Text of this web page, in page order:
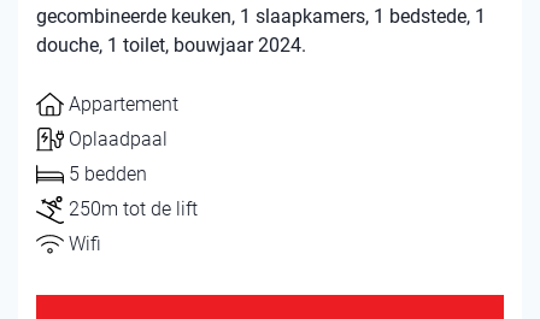
gecombineerde keuken, 1 slaapkamers, 1 bedstede, 1
douche, 1 toilet, bouwjaar 2024.
Appartement
Oplaadpaal
5 bedden
250m tot de lift
Wifi